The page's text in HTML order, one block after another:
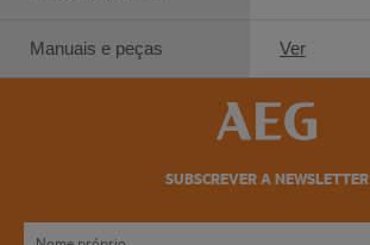
Manuais e peças Ver
SUBSCREVER A NEWSLETTER